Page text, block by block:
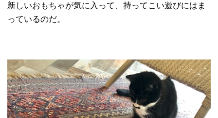
新しいおもちゃが気に入って、持ってこい遊びにはま
っているのだ。